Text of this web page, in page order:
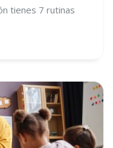
tienes 7 rutinas